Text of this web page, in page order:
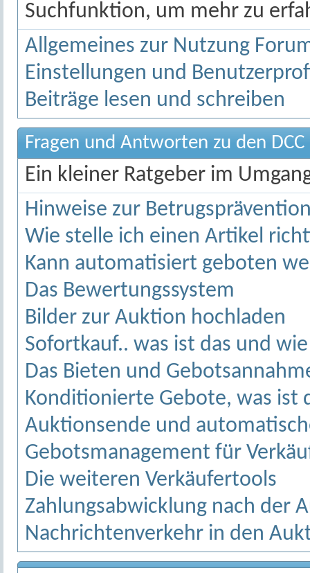
Suchfunktion, um mehr zu
Allgemeines zur Nutzung
Einstellungen und
Beiträge lesen und schreiben
Fragen und Antworten zu den
Ein kleiner Ratgeber im
Hinweise zur
Wie stelle ich einen Artikel
Kann automatisiert geboten
Das Bewertungssystem
Bilder zur Auktion hochladen
Sofortkauf.. was ist das und
Das Bieten und
Konditionierte Gebote, was ist
Auktionsende und
Gebotsmanagement für
Die weiteren Verkäufertools
Zahlungsabwicklung nach der
Nachrichtenverkehr in den